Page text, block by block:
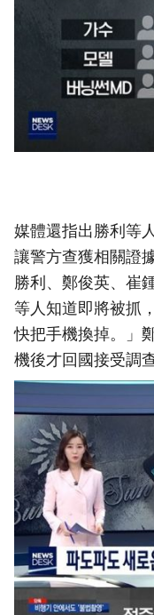
媒體還指出勝利等
讓警方查獲相關證
勝利、鄭俊英、崔
等人知道即將被抓
快把手機換掉。」
機後才回國接受調查